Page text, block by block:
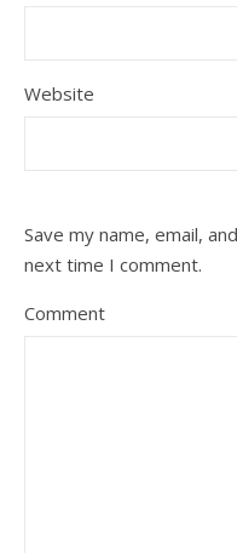
Website
Save my name, email,
next time I comment.
Comment